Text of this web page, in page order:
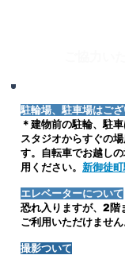
駐輪場、駐車場はござ
＊建物前の駐輪、駐
スタジオからすぐの
す。自転車でお越し
用ください。 新御徒
エレベーターについて
恐れ入りますが、2階
ご利用いただけません
撮影ついて